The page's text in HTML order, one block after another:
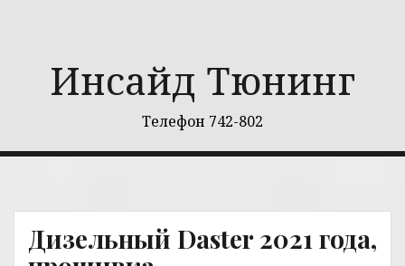
Инсайд Тюнинг
Телефон 742-802
Дизельный Daster 2021 года,